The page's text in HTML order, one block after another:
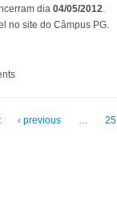
dia 04/05/2012.
no site do Câmpus PG.
‹ previous … 25